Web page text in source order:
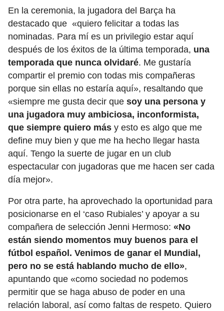
En la ceremonia, la jugadora del Barça ha
destacado que «quiero felicitar a todas las
nominadas. Para mí es un privilegio estar aquí
después de los éxitos de la última temporada, una
temporada que nunca olvidaré. Me gustaría
compartir el premio con todas mis compañeras
porque sin ellas no estaría aquí», resaltando que
«siempre me gusta decir que soy una persona y
una jugadora muy ambiciosa, inconformista,
que siempre quiero más y esto es algo que me
define muy bien y que me ha hecho llegar hasta
aquí. Tengo la suerte de jugar en un club
espectacular con jugadoras que me hacen ser cada
día mejor».
Por otra parte, ha aprovechado la oportunidad para
posicionarse en el ‘caso Rubiales’ y apoyar a su
compañera de selección Jenni Hermoso: «No
están siendo momentos muy buenos para el
fútbol español. Venimos de ganar el Mundial,
pero no se está hablando mucho de ello»,
apuntando que «como sociedad no podemos
permitir que se haga abuso de poder en una
relación laboral, así como faltas de respeto. Quiero